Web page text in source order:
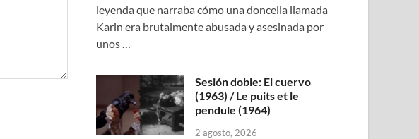
leyenda que narraba cómo una doncella llamada
Karin era brutalmente abusada y asesinada por
unos …
Sesión doble: El cuervo
(1963) / Le puits et le
pendule (1964)
2 agosto, 2026